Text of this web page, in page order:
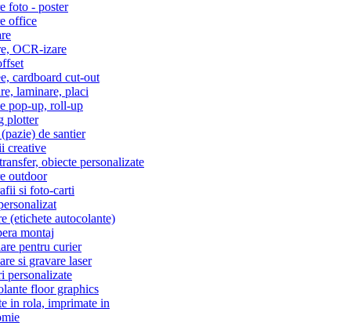
foto - poster
office
OCR-izare
cardboard cut-out
laminare, placi
pop-up, roll-up
plotter
de santier
creative
obiecte personalizate
outdoor
si foto-carti
(etichete autocolante)
montaj
pentru curier
si gravare laser
personalizate
floor graphics
in rola, imprimate in